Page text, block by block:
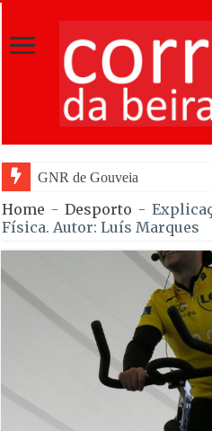
GNR de Gouveia desmantelou
Home - Desporto -
Física. Autor: Luís Marques